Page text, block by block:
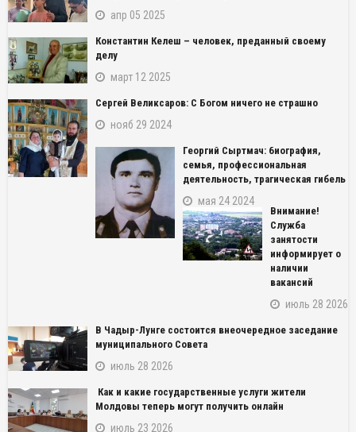
апр 05 2025
Константин Келеш – человек, преданный своему
делу
март 12 2025
Сергей Великсаров: С Богом ничего не страшно
нояб 29 2024
Георгий Сыртмач: биография,
семья, профессиональная
деятельность, трагическая гибель
мая 24 2024
Внимание!
Служба
занятости
информирует о
наличии
вакансий
июль 28 2026
В Чадыр-Лунге состоится внеочередное заседание
муниципального Совета
июль 28 2026
Как и какие государственные услуги жители
Молдовы теперь могут получить онлайн
июль 23 2026